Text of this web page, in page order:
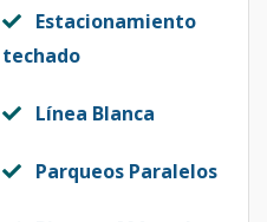
Estacionamiento
techado
Línea Blanca
Parqueos Paralelos